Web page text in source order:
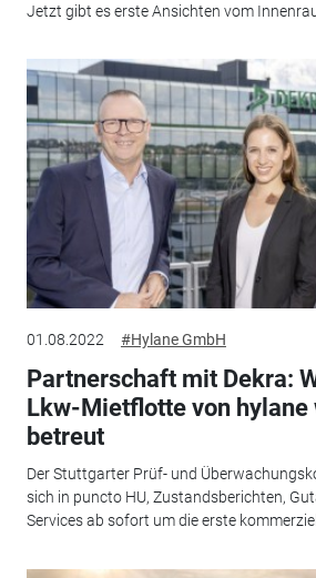
Jetzt gibt es erste Ansichten vom
01.08.2022 #Hylane GmbH
Partnerschaft mit Dekra:
Lkw-Mietflotte von hylane
betreut
Der Stuttgarter Prüf- und
sich in puncto HU, Zustandsberichten,
Services ab sofort um die erste